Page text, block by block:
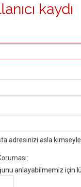
kaydı
adresinizi asla kimseyle
anlayabilmemiz için